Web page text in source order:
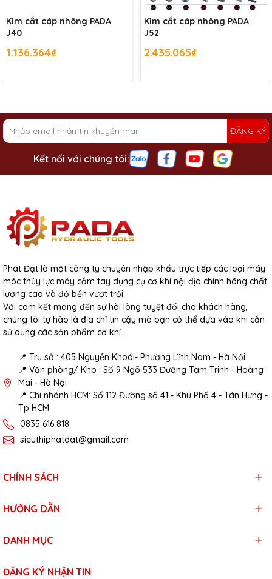
Kìm cắt cáp nhông PADA
J40
1.136.364₫
Kìm cắt cáp nhông PADA
J52
2.435.065₫
ĐĂNG KÝ
Kết nối với chúng tôi:
Phát Đạt là một công ty chuyên nhập khẩu trực tiếp các loại máy
móc thủy lực máy cầm tay dụng cụ cơ khí nội địa chính hãng chất
lượng cao và độ bền vượt trội.
Với cam kết mang đến sự hài lòng tuyệt đối cho khách hàng,
chúng tôi tự hào là địa chỉ tin cậy mà bạn có thể dựa vào khi cần
sử dụng các sản phẩm cơ khí.
📍 Trụ sở : 405 Nguyễn Khoái- Phường Lĩnh Nam - Hà Nội
📍 Văn phòng/ Kho : Số 9 Ngõ 533 Đường Tam Trinh - Hoàng
Mai - Hà Nội
📍 Chi nhánh HCM: Số 112 Đường số 41 - Khu Phố 4 - Tân Hưng -
Tp HCM
0835 616 818
sieuthiphatdat@gmail.com
CHÍNH SÁCH
HƯỚNG DẪN
DANH MỤC
ĐĂNG KÝ NHẬN TIN